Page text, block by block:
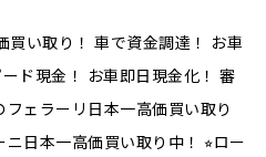
買い取り！ 車で資金調達！ お車
ド現金！ お車即日現金化！ 審
フェラーリ日本一高価買い取り
日本一高価買い取り中！ ⭐︎ロー